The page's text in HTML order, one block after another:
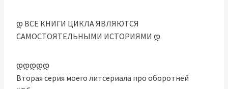
დ ВСЕ КНИГИ ЦИКЛА ЯВЛЯЮТСЯ
САМОСТОЯТЕЛЬНЫМИ ИСТОРИЯМИ დ
დდდდდ
Вторая серия моего литсериала про оборотней